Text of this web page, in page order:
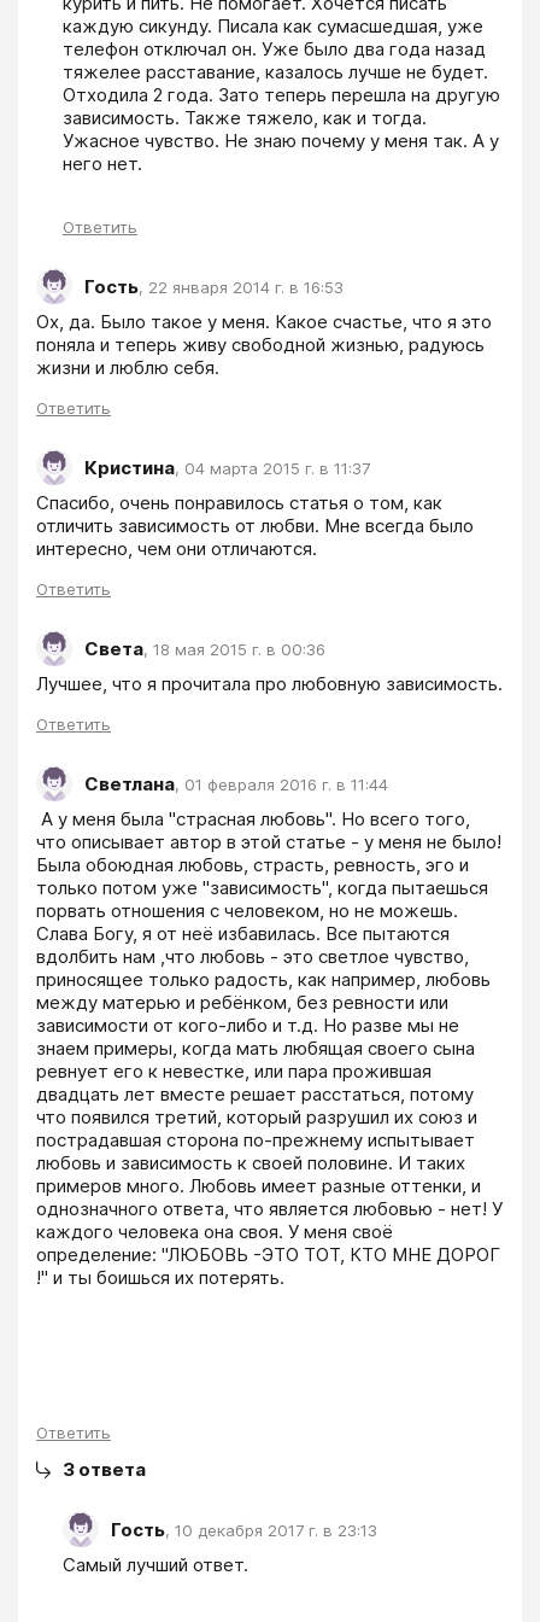
каждую сикунду. Писала как сумасшедшая, уже
телефон отключал он. Уже было два года назад
тяжелее расставание, казалось лучше не будет.
Отходила 2 года. Зато теперь перешла на другую
зависимость. Также тяжело, как и тогда.
Ужасное чувство. Не знаю почему у меня так. А у
него нет.
Ответить
Гость, 22 января 2014 г. в 16:53
Ох, да. Было такое у меня. Какое счастье, что я это
поняла и теперь живу свободной жизнью, радуюсь
жизни и люблю себя.
Ответить
Кристина, 04 марта 2015 г. в 11:37
Спасибо, очень понравилось статья о том, как
отличить зависимость от любви. Мне всегда было
интересно, чем они отличаются.
Ответить
Света, 18 мая 2015 г. в 00:36
Лучшее, что я прочитала про любовную зависимость.
Ответить
Светлана, 01 февраля 2016 г. в 11:44
что описывает автор в этой статье - у меня не было!
Была обоюдная любовь, страсть, ревность, эго и
только потом уже "зависимость", когда пытаешься
порвать отношения с человеком, но не можешь.
Слава Богу, я от неё избавилась. Все пытаются
вдолбить нам ,что любовь - этo светлое чувство,
приносящее только радость, как например, любовь
между матерью и ребёнком, без ревности или
зависимости от кого-либо и т.д. Но разве мы не
знаем примеры, когда мать любящая своего сына
ревнует его к невестке, или пара прожившая
двадцать лет вместе решает расстаться, потому
что появился третий, который разрушил их союз и
пострадавшая сторона по-прежнему испытывает
любовь и зависимость к своей половине. И таких
примеров много. Любовь имеет разные оттенки, и
однозначного ответа, что является любовью - нет! У
каждого человека она своя. У меня своё
определение: "ЛЮБОВЬ -ЭТО ТОТ, КТО МНЕ ДОРОГ
!" и ты боишься их потерять.
Ответить
3 ответа
Гость, 10 декабря 2017 г. в 23:13
Самый лучший ответ.